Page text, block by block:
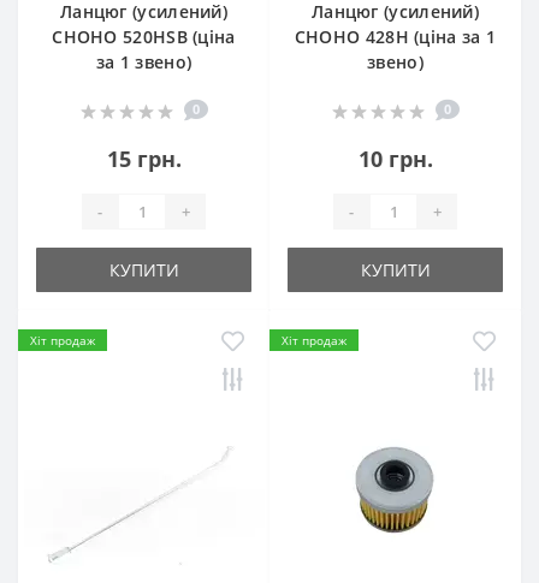
Ланцюг (усилений)
СHOHO 520HSB (ціна
за 1 звено)
0
15 грн.
- +
КУПИТИ
Ланцюг (усилений)
СHOHO 428H (ціна за 1
звено)
0
10 грн.
- +
КУПИТИ
Хіт продаж Хіт продаж